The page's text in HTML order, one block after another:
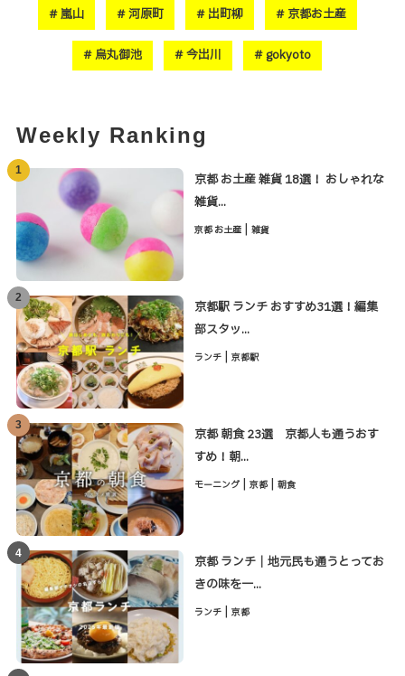
嵐山 河原町 出町柳 京都お土産
烏丸御池 今出川 gokyoto
Weekly Ranking
1
京都 お土産 雑貨 18選！ おしゃれな
雑貨...
京都 お土産 | 雑貨
2
京都駅 ランチ おすすめ31選！編集
部スタッ...
ランチ | 京都駅
3
京都 朝食 23選 京都人も通うおす
すめ！朝...
モーニング | 京都 | 朝食
4
京都 ランチ｜地元民も通うとってお
きの味を一...
ランチ | 京都